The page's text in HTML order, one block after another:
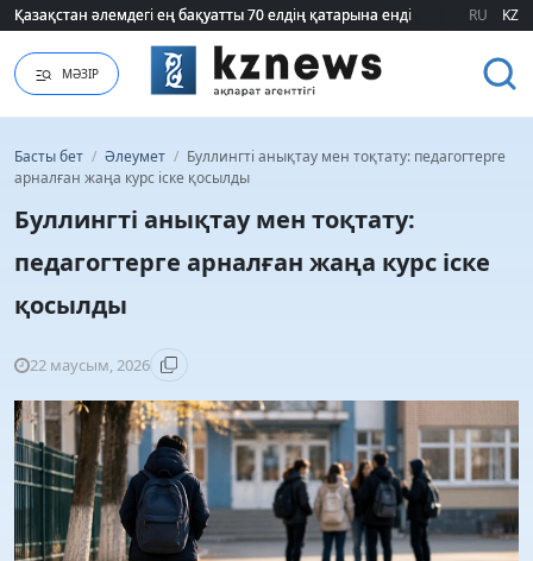
Қазақстан әлемдегі ең бақуатты 70 елдің қатарына енді
Қазақстан әлемдегі ең бақуатты 70 елдің қатарына енді RU KZ
МӘЗІР
Басты бет / Әлеумет / Буллингті анықтау мен тоқтату: педагогтерге
арналған жаңа курс іске қосылды
Буллингті анықтау мен тоқтату:
педагогтерге арналған жаңа курс іске
қосылды
22 маусым, 2026